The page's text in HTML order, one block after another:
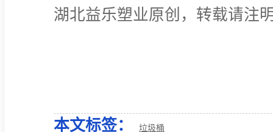
湖北益乐塑业原创，转载请注
本文标签： 垃圾桶